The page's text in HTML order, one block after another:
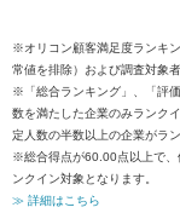
※オリコン顧客満足度ランキ
常値を排除）および調査対象
※「総合ランキング」、「評
数を満たした企業のみランク
定人数の半数以上の企業がラ
※総合得点が60.00点以上で、
ンクイン対象となります。
≫ 詳細はこちら